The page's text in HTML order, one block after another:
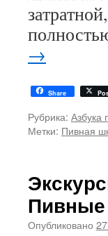
→
Share
Рубрика: Азбука
Метки: Пивная
Опубликовано